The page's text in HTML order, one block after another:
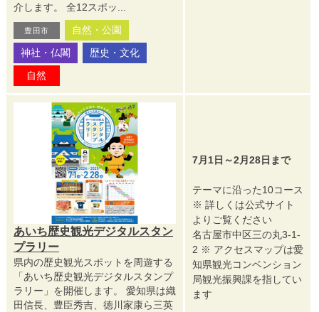
介します。 全12スポッ...
豊田市
自然・公園
神社・仏閣
歴史・文化
自然
あいち歴史観光デジタルスタン
プラリー
県内の歴史観光スポットを周遊する
「あいち歴史観光デジタルスタンプ
ラリー」を開催します。 愛知県は織
田信長、豊臣秀吉、徳川家康ら三英
7月1日～2月28日まで
テーマに沿った10コース
※ 詳しくは公式サイト
よりご覧ください
名古屋市中区三の丸3-1-
2 ※ アクセスマップは愛
知県観光コンベンション
局観光振興課を指してい
ます